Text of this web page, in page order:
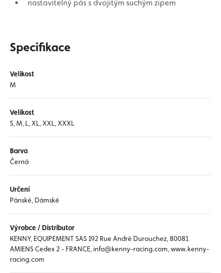
nastavitelný pás s dvojitým suchým zipem
Specifikace
Velikost
M
Velikost
S, M, L, XL, XXL, XXXL
Barva
Černá
Určení
Pánské, Dámské
Výrobce / Distributor
KENNY, EQUIPEMENT SAS 192 Rue André Durouchez, 80081
AMIENS Cedex 2 - FRANCE, info@kenny-racing.com, www.kenny-
racing.com